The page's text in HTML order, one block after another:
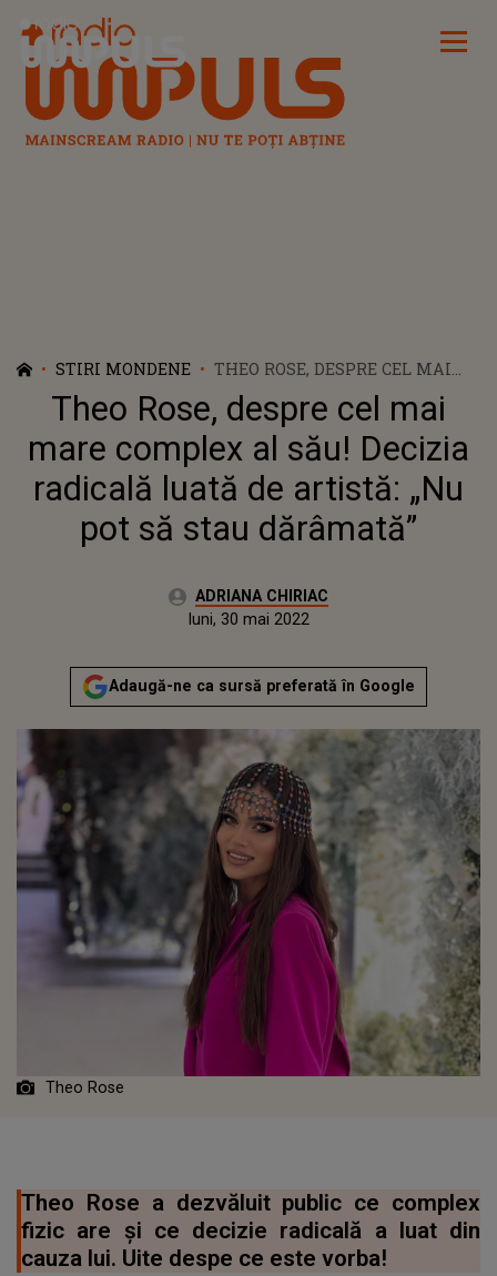
Radio Impuls
STIRI MONDENE
THEO ROSE, DESPRE CEL MAI
MARE COMPLEX AL SĂU!
DECIZIA RADICALĂ LUATĂ DE
ARTISTĂ: „NU POT SĂ STAU
DĂRÂMATĂ”
Theo Rose, despre cel mai
mare complex al său! Decizia
radicală luată de artistă: „Nu
pot să stau dărâmată”
Autor:ADRIANA CHIRIAC
Actualizat:
luni, 30 mai 2022
Adaugă-ne ca sursă preferată în Google
Theo Rose
Theo Rose a dezvăluit public ce complex
fizic are și ce decizie radicală a luat din
cauza lui. Uite despe ce este vorba!